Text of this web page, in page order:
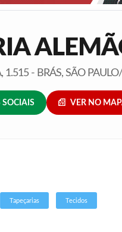
- BRÁS, SÃO
SOCIAIS VER NO
Tapeçarias Tecidos